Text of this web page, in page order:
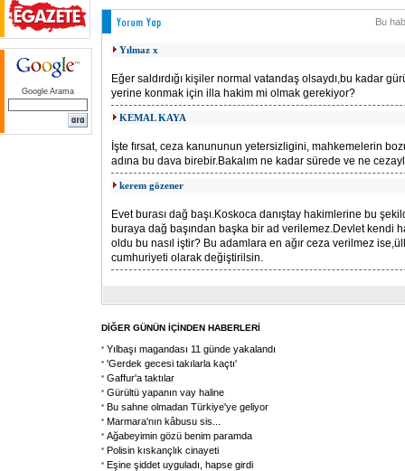
Google Arama
Bu
Yılmaz x
Eğer saldırdığı kişiler normal vatandaş olsaydı,bu kadar
yerine konmak için illa hakim mi olmak gerekiyor?
KEMAL KAYA
İşte fırsat, ceza kanununun yetersizligini, mahkemelerin
adına bu dava birebir.Bakalım ne kadar sürede ve ne
kerem gözener
Evet burası dağ başı.Koskoca danıştay hakimlerine bu
buraya dağ başından başka bir ad verilemez.Devlet kendi
oldu bu nasıl iştir? Bu adamlara en ağır ceza verilmez
cumhuriyeti olarak değiştirilsin.
DİĞER GÜNÜN İÇİNDEN HABERLERİ
Yılbaşı magandası 11 günde yakalandı
'Gerdek gecesi takılarla kaçtı'
Gaffur'a taktılar
Gürültü yapanın vay haline
Bu sahne olmadan Türkiye'ye geliyor
Marmara'nın kâbusu sis...
Ağabeyimin gözü benim paramda
Polisin kıskançlık cinayeti
Eşine şiddet uyguladı, hapse girdi